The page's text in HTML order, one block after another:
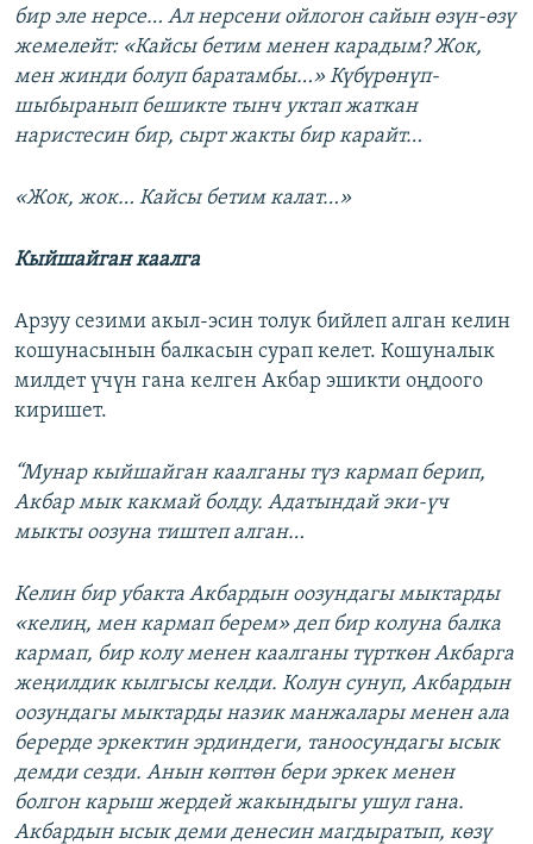
бир эле нерсе… Ал нерсени ойлогон сайын өзүн-өзү
жемелейт: «Кайсы бетим менен карадым? Жок,
мен жинди болуп баратамбы…» Күбүрөнүп-
шыбыранып бешикте тынч уктап жаткан
наристесин бир, сырт жакты бир карайт…
«Жок, жок… Кайсы бетим калат…»
Кыйшайган каалга
Арзуу сезими акыл-эсин толук бийлеп алган келин
кошунасынын балкасын сурап келет. Кошуналык
милдет үчүн гана келген Акбар эшикти оңдоого
киришет.
“Мунар кыйшайган каалганы түз кармап берип,
Акбар мык какмай болду. Адатындай эки-үч
мыкты оозуна тиштеп алган…
Келин бир убакта Акбардын оозундагы мыктарды
«келиң, мен кармап берем» деп бир колуна балка
кармап, бир колу менен каалганы түрткөн Акбарга
жеңилдик кылгысы келди. Колун сунуп, Акбардын
оозундагы мыктарды назик манжалары менен ала
берерде эркектин эрдиндеги, таноосундагы ысык
демди сезди. Анын көптөн бери эркек менен
болгон карыш жердей жакындыгы ушул гана.
Акбардын ысык деми денесин магдыратып, көзү